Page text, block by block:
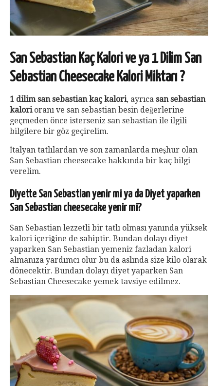
San Sebastian Kaç Kalori ve ya 1 Dilim San
Sebastian Cheesecake Kalori Miktarı ?
1 dilim san sebastian kaç kalori, ayrıca san sebastian
kalorioranı ve san sebastian besin değerlerine
geçmeden önce isterseniz san sebastian ile ilgili
bilgilere bir göz geçirelim.
İtalyan tatlılardan ve son zamanlarda meşhur olan
San Sebastian cheesecake hakkında bir kaç bilgi
verelim.
Diyette San Sebastian yenir mi ya da Diyet yaparken
San Sebastian cheesecake yenir mi?
San Sebastian lezzetli bir tatlı olması yanında yüksek
kalori içeriğine de sahiptir. Bundan dolayı diyet
yaparken San Sebastian yemeniz fazladan kalori
almanıza yardımcı olur bu da aslında size kilo olarak
dönecektir. Bundan dolayı diyet yaparken San
Sebastian Cheesecake yemek tavsiye edilmez.